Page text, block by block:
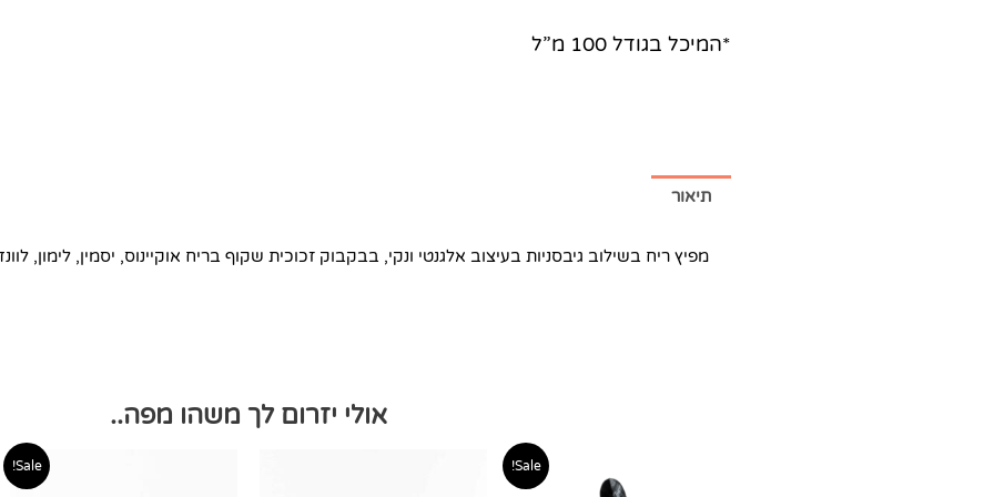
*המיכל בגודל 100 מ”ל
תיאור
מפיץ ריח בשילוב גיבסניות בעיצוב אלגנטי ונקי, בבקבוק זכוכית שקוף בריח אוקיינוס, יסמין, לימון,
אולי יזרום לך משהו מפה..
Sale!
טווח
מחירים:
זה
Sale!
טווח
מחירים: